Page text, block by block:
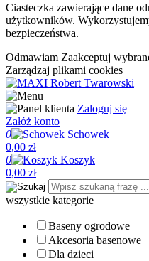
Ciasteczka zawierające dane
użytkowników.
bezpieczeństwa.
Odmawiam Zaakceptuj
Zarządzaj plikami cookies
Zaloguj się
Załóż konto
0
Schowek
0,00 zł
0
Koszyk
0,00 zł
wszystkie kategorie
Baseny ogrodowe
Akcesoria basenowe
Dla dzieci